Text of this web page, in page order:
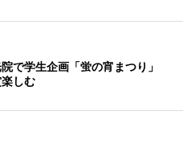
で学生企画「蛍の宵まつり」
しむ